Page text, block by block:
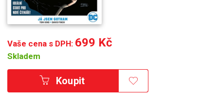
Vaše cena s DPH: 699 Kč
Skladem
Koupit